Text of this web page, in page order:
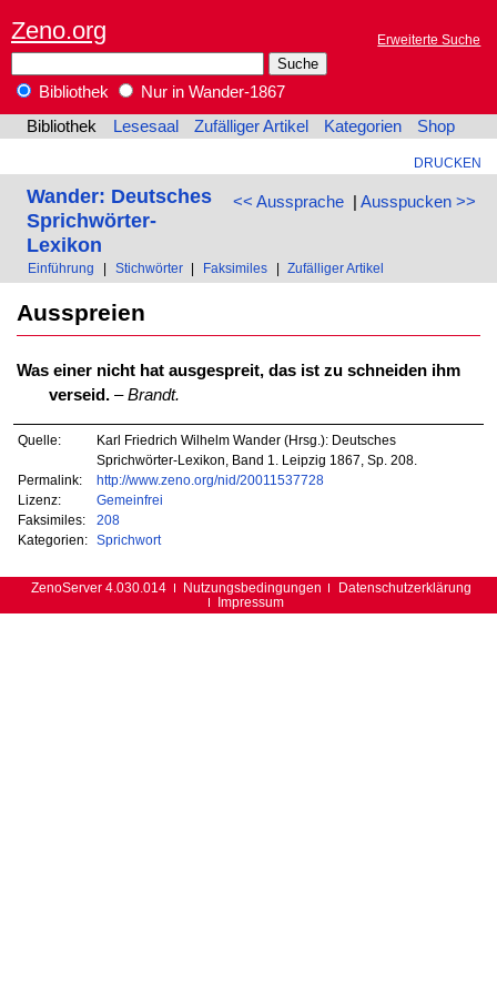
Zeno.org Erweiterte Suche
Bibliothek
Nur in Wander-1867
Bibliothek
Lesesaal Zufälliger Artikel Kategorien Shop
DRUCKEN
<< Aussprache| Ausspucken >>
Wander: Deutsches
Sprichwörter-
Lexikon
Einführung Stichwörter Faksimiles Zufälliger Artikel
Ausspreien
Was einer nicht hat ausgespreit, das ist zu schneiden ihm
verseid.–Brandt.
Quelle:
Karl Friedrich Wilhelm Wander (Hrsg.): Deutsches
Sprichwörter-Lexikon, Band 1. Leipzig 1867, Sp. 208.
Permalink:
http://www.zeno.org/nid/20011537728
Lizenz:
Gemeinfrei
Faksimiles:
208
Kategorien:
Sprichwort
ZenoServer 4.030.014 Nutzungsbedingungen
Datenschutzerklärung
Impressum